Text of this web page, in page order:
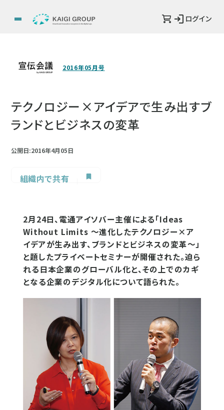
ログイン
2016年05月号
テクノロジー×アイデアで生み出すブ
ランドとビジネスの変革
公開日:2016年4月05日
組織内で共有
2月24日、電通アイソバー主催による「Ideas
Without Limits ～進化したテクノロジー×ア
イデアが生み出す、ブランドとビジネスの変革～」
と題したプライベートセミナーが開催された。迫ら
れる日本企業のグローバル化と、その上でのカギ
となる企業のデジタル化について語られた。